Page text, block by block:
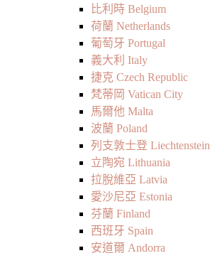
比利時 Belgium
荷蘭 Netherlands
葡萄牙 Portugal
義大利 Italy
捷克 Czech Republic
梵蒂岡 Vatican City
馬爾他 Malta
波蘭 Poland
列支敦士登 Liechtenstein
立陶宛 Lithuania
拉脫維亞 Latvia
愛沙尼亞 Estonia
芬蘭 Finland
西班牙 Spain
安道爾 Andorra